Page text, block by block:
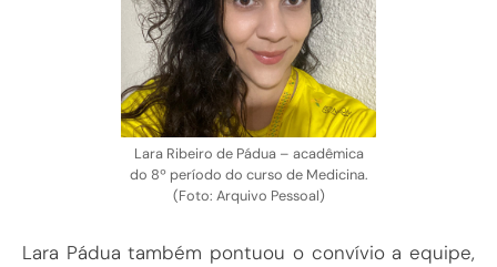
Lara Ribeiro de Pádua – acadêmica
do 8º período do curso de Medicina.
(Foto: Arquivo Pessoal)
Lara Pádua também pontuou o convívio a equipe,